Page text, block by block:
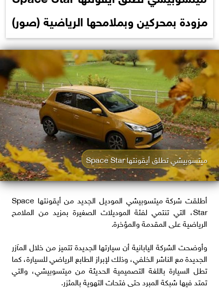
مزودة بمحركين وبملامحها الرياضية (صور)
ميتسوبيشي تطلق أيقونتها Space Star
أطلقت شركة ميتسوبيشي الموديل الجديد من أيقونتها Space
Star، التي تنتمي لفئة الموديلات الصغيرة بمزيد من الملامح
الرياضية على المقدمة والمؤخرة.
وأوضحت الشركة اليابانية أن سيارتها الجديدة تتميز من خلال المآزر
الجديدة مع الناشر الخلفي، وذلك لإبراز الطابع الرياضي للسيارة، كما
تطل السيارة باللغة التصميمية الحديثة من ميتسوبيشي، والتي
تمتد فيها شبكة المبرد حتى فتحات التهوية بالمئزر.